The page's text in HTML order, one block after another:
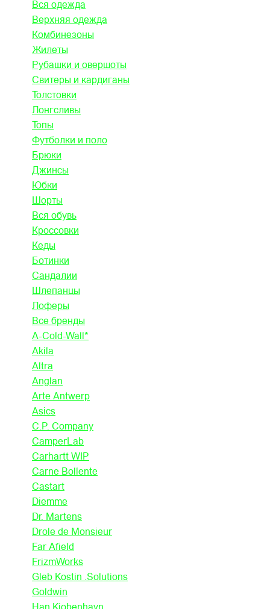
Вся одежда
Верхняя одежда
Комбинезоны
Жилеты
Рубашки и овершоты
Свитеры и кардиганы
Толстовки
Лонгсливы
Топы
Футболки и поло
Брюки
Джинсы
Юбки
Шорты
Вся обувь
Кроссовки
Кеды
Ботинки
Сандалии
Шлепанцы
Лоферы
Все бренды
A-Cold-Wall*
Akila
Altra
Anglan
Arte Antwerp
Asics
C.P. Company
CamperLab
Carhartt WIP
Carne Bollente
Castart
Diemme
Dr. Martens
Drole de Monsieur
Far Afield
FrizmWorks
Gleb Kostin .Solutions
Goldwin